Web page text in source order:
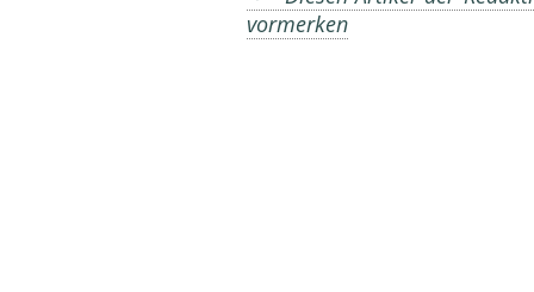
vormerken